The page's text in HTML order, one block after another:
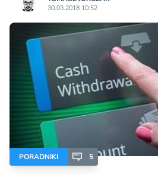
30.03.2018 10:52
PORADNIKI 5